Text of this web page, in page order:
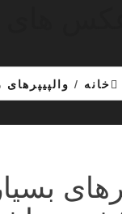
خانه/ والپیپرهای